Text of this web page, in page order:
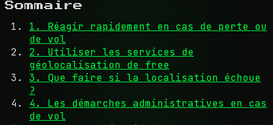
Sommaire
1. Réagir rapidement en cas de perte ou
de vol
2. Utiliser les services de
géolocalisation de free
3. Que faire si la localisation échoue
?
4. Les démarches administratives en cas
de vol